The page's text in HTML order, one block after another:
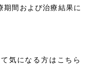
期間および治療結果に
気になる方はこちら